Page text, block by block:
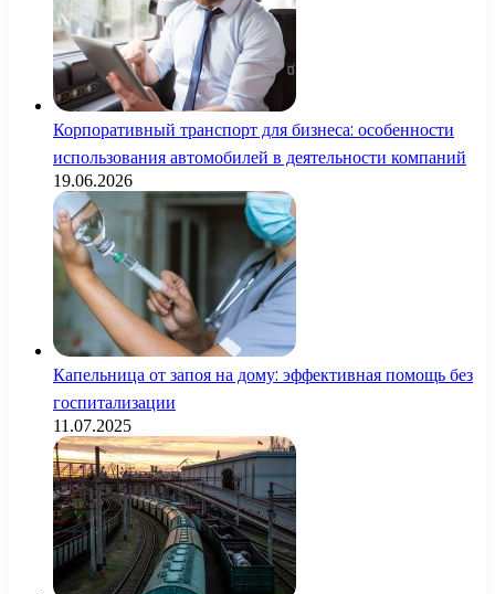
Корпоративный транспорт для бизнеса: особенности
использования автомобилей в деятельности компаний
19.06.2026
Капельница от запоя на дому: эффективная помощь без
госпитализации
11.07.2025